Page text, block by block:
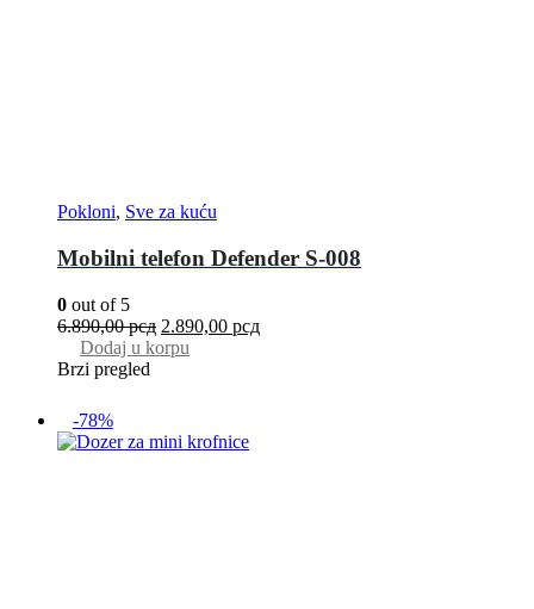
Pokloni, Sve za kuću
Mobilni telefon Defender S-008
0 out of 5
6.890,00рсд 2.890,00 рсд
Dodaj u korpu
Brzi pregled
-78%